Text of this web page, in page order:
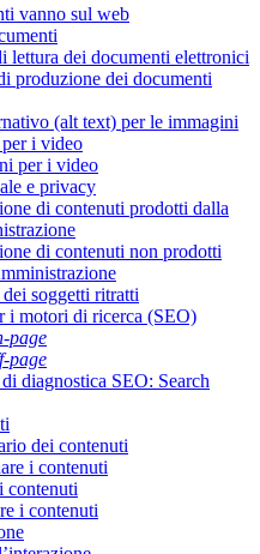
vanno sul web
lettura dei documenti elettronici
produzione dei documenti
(alt text) per le immagini
i video
per i video
e privacy
di contenuti prodotti dalla
di contenuti non prodotti
soggetti ritratti
i motori di ricerca (SEO)
page
page
diagnostica SEO: Search
dei contenuti
i contenuti
contenuti
i contenuti